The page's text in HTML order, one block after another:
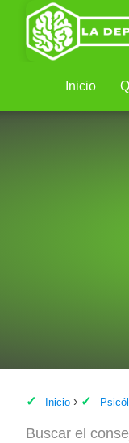
Inicio
Inicio
Buscar el